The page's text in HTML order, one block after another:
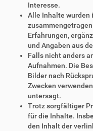
Interesse.
Alle Inhalte wurden
Erfahrungen,
und Angaben aus
Falls nicht anders
Aufnahmen. Die
Bilder nach
Zwecken
untersagt.
Trotz sorgfältiger
für die Inhalte.
den Inhalt der